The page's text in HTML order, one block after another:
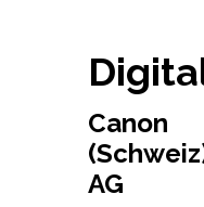
Canon
AG